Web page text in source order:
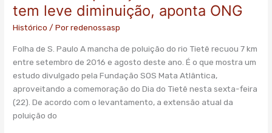
tem leve diminuição, aponta ONG
Histórico / Porredenossasp
Folha de S. Paulo A mancha de poluição do rio Tietê recuou 7 km
entre setembro de 2016 e agosto deste ano. É o que mostra um
estudo divulgado pela Fundação SOS Mata Atlântica,
aproveitando a comemoração do Dia do Tietê nesta sexta-feira
(22). De acordo com o levantamento, a extensão atual da
poluição do
poluição
do
diminuição,